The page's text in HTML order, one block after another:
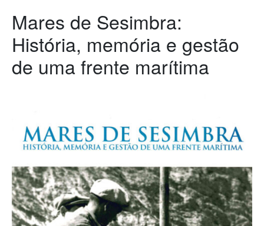
Mares de Sesimbra:
História, memória e gestão
de uma frente marítima